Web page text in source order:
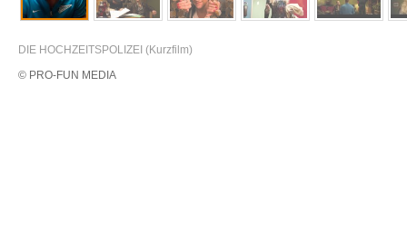
DIE HOCHZEITSPOLIZEI (Kurzfilm)
© PRO-FUN MEDIA